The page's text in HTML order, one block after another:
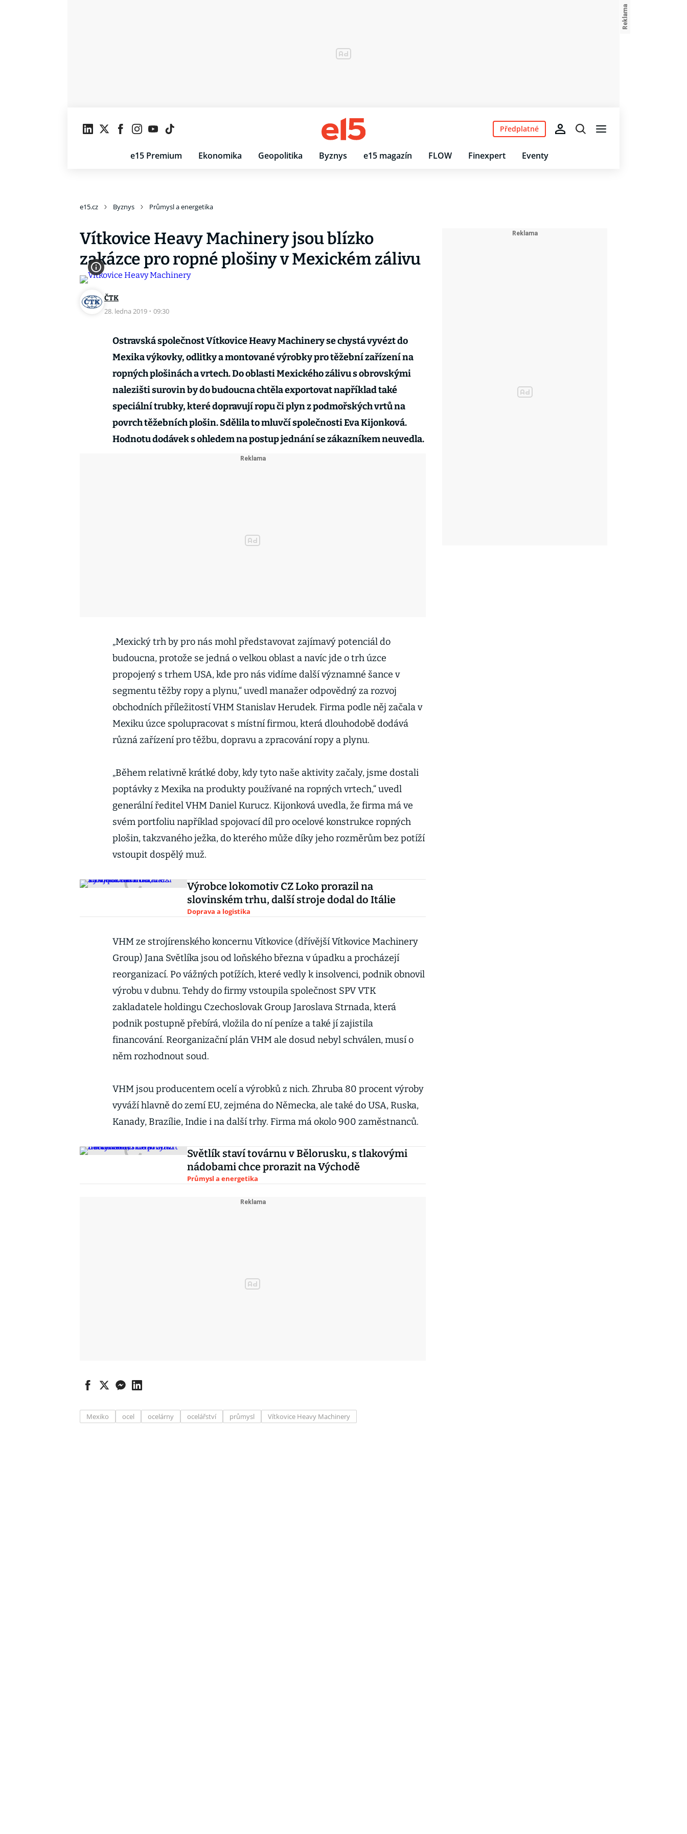
e15 Premium Ekonomika Geopolitika Byznys e15 magazín FLOW Finexpert Eventy
Předplatné
e15.cz Byznys Průmysl a energetika
Vítkovice Heavy Machinery jsou blízko
zakázce pro ropné plošiny v Mexickém zálivu
ČTK
28. ledna 2019 · 09:30
Ostravská společnost Vítkovice Heavy Machinery se chystá vyvézt do
Mexika výkovky, odlitky a montované výrobky pro těžební zařízení na
ropných plošinách a vrtech. Do oblasti Mexického zálivu s obrovskými
nalezišti surovin by do budoucna chtěla exportovat například také
speciální trubky, které dopravují ropu či plyn z podmořských vrtů na
povrch těžebních plošin. Sdělila to mluvčí společnosti Eva Kijonková.
Hodnotu dodávek s ohledem na postup jednání se zákazníkem neuvedla.
„Mexický trh by pro nás mohl představovat zajímavý potenciál do
budoucna, protože se jedná o velkou oblast a navíc jde o trh úzce
propojený s trhem USA, kde pro nás vidíme další významné šance v
segmentu těžby ropy a plynu,“ uvedl manažer odpovědný za rozvoj
obchodních příležitostí VHM Stanislav Herudek. Firma podle něj začala v
Mexiku úzce spolupracovat s místní firmou, která dlouhodobě dodává
různá zařízení pro těžbu, dopravu a zpracování ropy a plynu.
„Během relativně krátké doby, kdy tyto naše aktivity začaly, jsme dostali
poptávky z Mexika na produkty používané na ropných vrtech,“ uvedl
generální ředitel VHM Daniel Kurucz. Kijonková uvedla, že firma má ve
svém portfoliu například spojovací díl pro ocelové konstrukce ropných
plošin, takzvaného ježka, do kterého může díky jeho rozměrům bez potíží
vstoupit dospělý muž.
Výrobce lokomotiv CZ Loko prorazil na
slovinském trhu, další stroje dodal do Itálie
Doprava a logistika
VHM ze strojírenského koncernu Vítkovice (dřívější Vítkovice Machinery
Group) Jana Světlíka jsou od loňského března v úpadku a procházejí
reorganizací. Po vážných potížích, které vedly k insolvenci, podnik obnovil
výrobu v dubnu. Tehdy do firmy vstoupila společnost SPV VTK
zakladatele holdingu Czechoslovak Group Jaroslava Strnada, která
podnik postupně přebírá, vložila do ní peníze a také jí zajistila
financování. Reorganizační plán VHM ale dosud nebyl schválen, musí o
něm rozhodnout soud.
VHM jsou producentem ocelí a výrobků z nich. Zhruba 80 procent výroby
vyváží hlavně do zemí EU, zejména do Německa, ale také do USA, Ruska,
Kanady, Brazílie, Indie i na další trhy. Firma má okolo 900 zaměstnanců.
Světlík staví továrnu v Bělorusku, s tlakovými
nádobami chce prorazit na Východě
Průmysl a energetika
Mexiko ocel ocelárny ocelářství průmysl Vítkovice Heavy Machinery